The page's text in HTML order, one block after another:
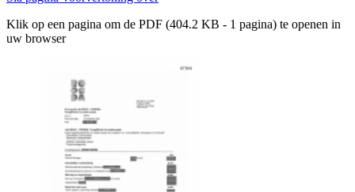
Klik op een pagina om de PDF (404.2 KB - 1 pagina) te openen in
uw browser